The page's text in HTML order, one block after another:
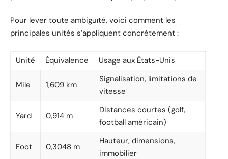
Pour lever toute ambiguïté, voici comment les
principales unités s’appliquent concrètement :
Unité Équivalence Usage aux États-Unis
Mile 1,609 km
Signalisation, limitations de
vitesse
Yard 0,914 m
Distances courtes (golf,
football américain)
Foot 0,3048 m
Hauteur, dimensions,
immobilier